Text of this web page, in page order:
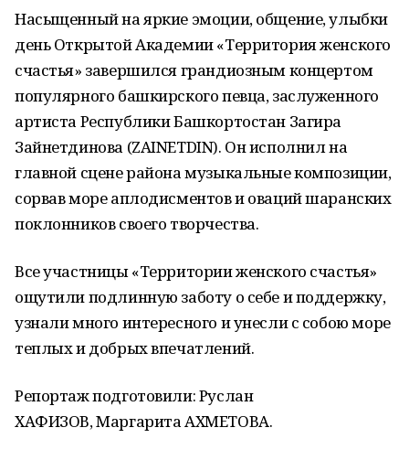
Насыщенный на яркие эмоции, общение, улыбки
день Открытой Академии «Территория женского
счастья» завершился грандиозным концертом
популярного башкирского певца, заслуженного
артиста Республики Башкортостан Загира
Зайнетдинова (ZAINETDIN). Он исполнил на
главной сцене района музыкальные композиции,
сорвав море аплодисментов и оваций шаранских
поклонников своего творчества.
Все участницы «Территории женского счастья»
ощутили подлинную заботу о себе и поддержку,
узнали много интересного и унесли с собою море
теплых и добрых впечатлений.
Репортаж подготовили: Руслан
ХАФИЗОВ, Маргарита АХМЕТОВА.